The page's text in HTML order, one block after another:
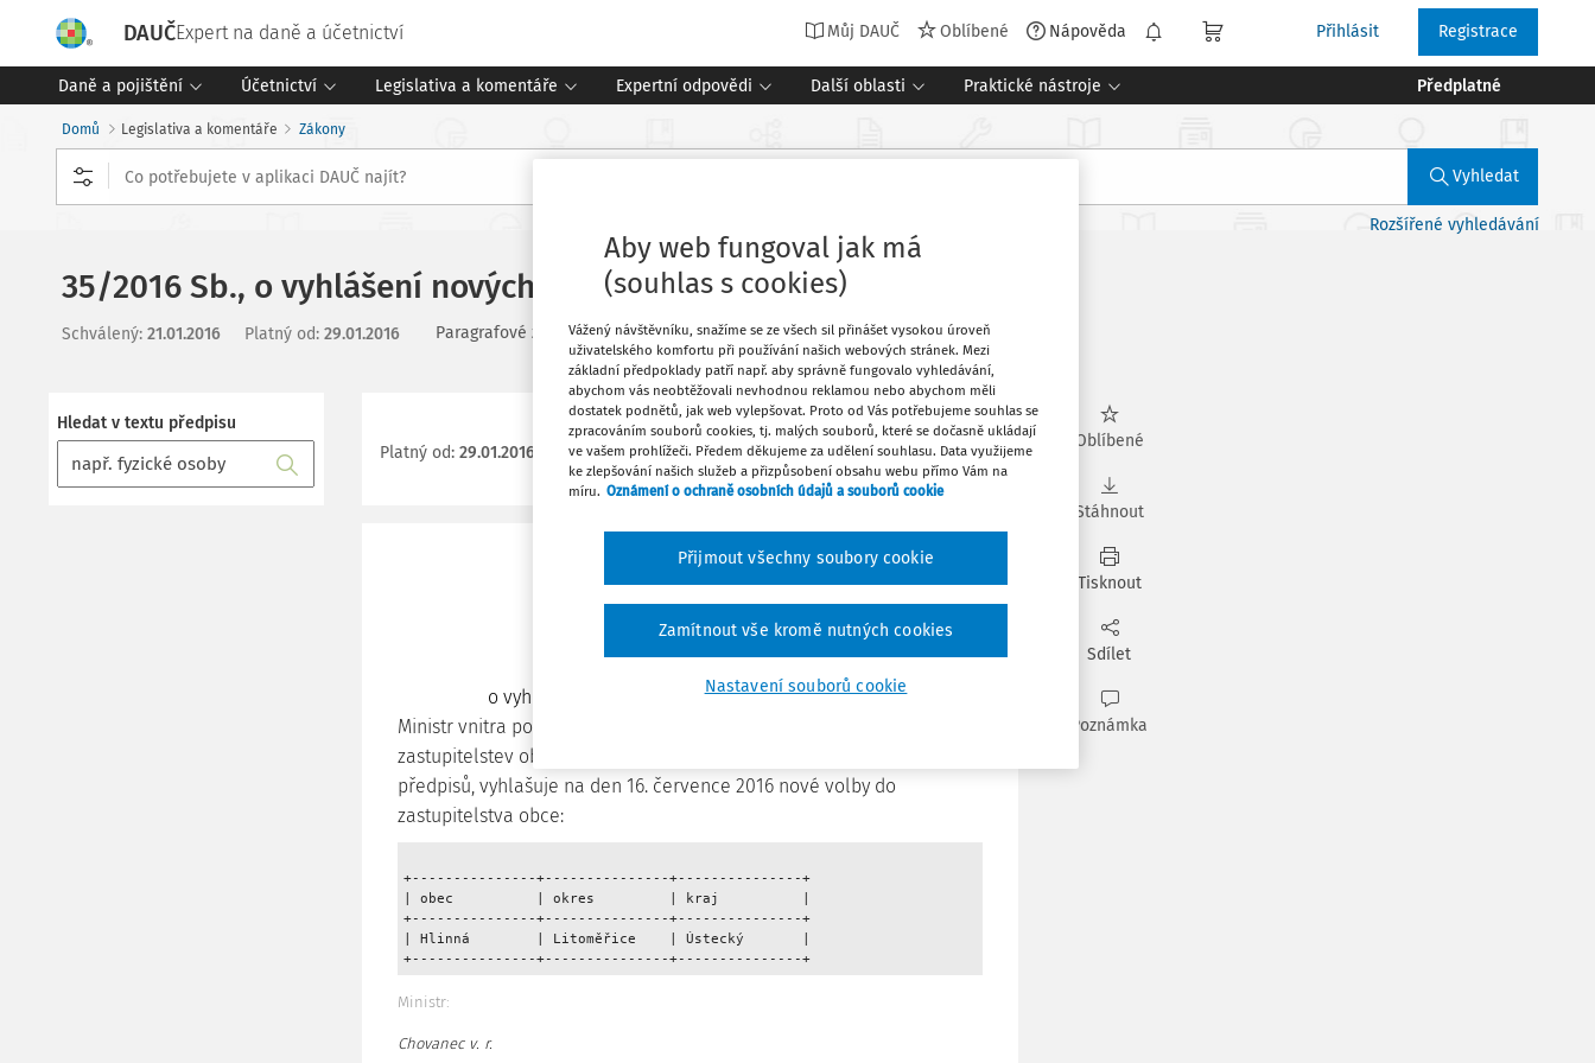
DAUČExpert na daně a účetnictví Můj DAUČ Oblíbené Nápověda Přihlásit Registrace
Daně a pojištění Účetnictví Legislativa a komentáře Expertní odpovědi Další oblasti Praktické nástroje Předplatné
Domů Legislativa a komentáře Zákony
Vyhledat
Rozšířené vyhledávání
35/2016 Sb., o vyhlášení nových voleb do zastupitelstva obce
Schválený: 21.01.2016 Platný od: 29.01.2016 Paragrafové znění Sledovat předpis
Hledat v textu předpisu
Platný od: 29.01.2016
35/2016 Sb.
SDĚLENÍ
Ministerstva vnitra
o vyhlášení nových voleb do zastupitelstva obce
Ministr vnitra podle § 58 odst. 4 zákona č. 491/2001 Sb., o volbách do
zastupitelstev obcí a o změně některých zákonů, ve znění pozdějších
předpisů, vyhlašuje na den 16. července 2016 nové volby do
zastupitelstva obce:
+---------------+---------------+---------------+
| obec          | okres         | kraj          |
+---------------+---------------+---------------+
| Hlinná        | Litoměřice    | Ústecký       |
+---------------+---------------+---------------+
Ministr:
Chovanec v. r.
Oblíbené
Stáhnout
Tisknout
Sdílet
Poznámka
Aby web fungoval jak má
(souhlas s cookies)
Vážený návštěvníku, snažíme se ze všech sil přinášet vysokou úroveň
uživatelského komfortu při používání našich webových stránek. Mezi
základní předpoklady patří např. aby správně fungovalo vyhledávání,
abychom vás neobtěžovali nevhodnou reklamou nebo abychom měli
dostatek podnětů, jak web vylepšovat. Proto od Vás potřebujeme souhlas se
zpracováním souborů cookies, tj. malých souborů, které se dočasně ukládají
ve vašem prohlížeči. Předem děkujeme za udělení souhlasu. Data využijeme
ke zlepšování našich služeb a přizpůsobení obsahu webu přímo Vám na
míru. Oznámení o ochraně osobních údajů a souborů cookie
Nastavení souborů cookie
Zamítnout vše kromě nutných cookies
Přijmout všechny soubory cookie